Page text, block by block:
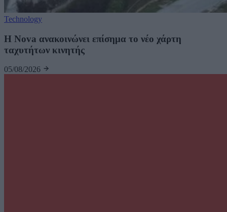
Technology
H Nova ανακοινώνει επίσημα το νέο χάρτη
ταχυτήτων κινητής
05/08/2026